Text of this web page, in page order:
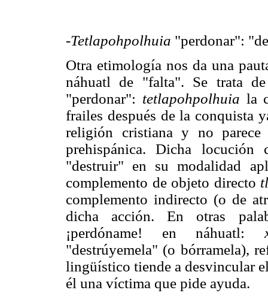
-Tetlapohpolhuia "perdonar":
Otra etimología nos da una
náhuatl de "falta". Se trata
"perdonar": tetlapohpolhuia la
frailes después de la conquista
religión cristiana y no parece
prehispánica. Dicha
"destruir" en su modalidad
complemento de objeto directo
complemento indirecto (o de
dicha acción. En otras
¡perdóname! en náhuatl:
"destrúyemela" (o bórramela),
lingüístico tiende a desvincular
él una víctima que pide ayuda.